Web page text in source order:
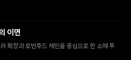
이면
확장과 로빈후드 체인을 중심으로 한 소매 투